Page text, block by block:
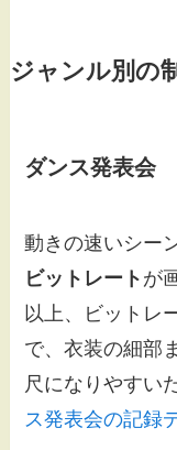
ジャンル別の
ダンス発表会
動きの速いシー
ビットレート が
以上、ビットレ
で、衣装の細部
尺になりやすい
ス発表会の記録